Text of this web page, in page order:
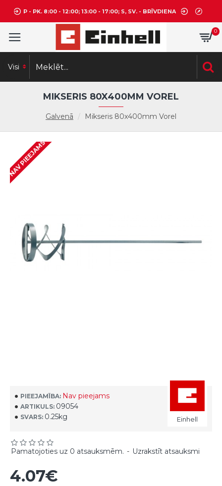
P - PK. 8:00 - 12:00; 13:00 - 17:00; S, SV. - BRĪVDIENA
0
Visi
Galvenā Mikseris 80x400mm Vorel
MIKSERIS 80X400MM VOREL
NAV PIEEJAMS
PIEEJAMĪBA: Nav pieejams
ARTIKULS: 09054
SVARS: 0.25kg Einhell
Pamatojoties uz 0 atsauksmēm. - Uzrakstīt atsauksmi
4.07€